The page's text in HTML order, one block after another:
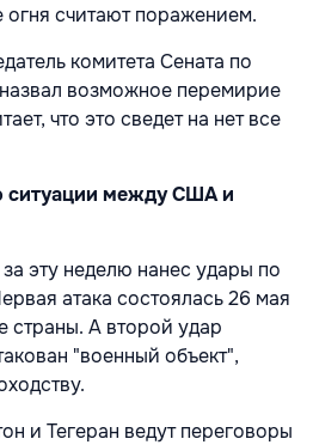
считают поражением.
комитета Сената по
возможное перемирие
что это сведет на нет все
ситуации между США и
эту неделю нанес удары по
атака состоялась 26 мая
страны. А второй удар
"военный объект",
и Тегеран ведут переговоры